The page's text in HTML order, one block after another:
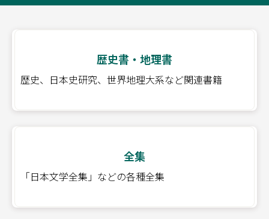
歴史書・地理書
歴史、日本史研究、世界地理大系など関連書籍
全集
「日本文学全集」などの各種全集